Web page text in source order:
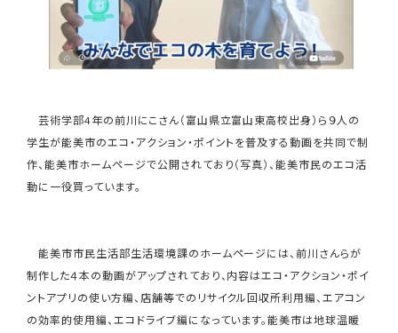
芸術学部4年の前川にこさん（富山県立富山東高校出身）ら９人の
学生が能美市のエコ・アクション・ポイントを普及する動画を共同で制
作、能美市ホームページで公開されており（写真）、能美市民のエコ活
動に一役買っています。
能美市市民生活部生活環境課のホームページには、前川さんらが
制作した４本の動画がアップされており、内容はエコ・アクション・ポイ
ントアプリの使い方編、店舗等でのリサイクル回収所利用編、エアコン
の効率的使用編、エコドライブ編になっています。能美市は地球温暖